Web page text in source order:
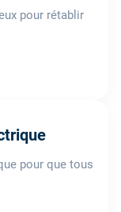
pour rétablir
pour que tous